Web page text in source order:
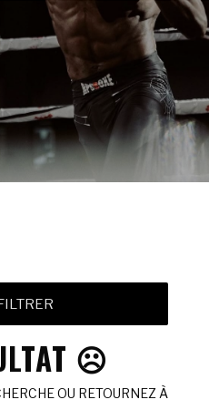
☹️
OU RETOURNEZ À